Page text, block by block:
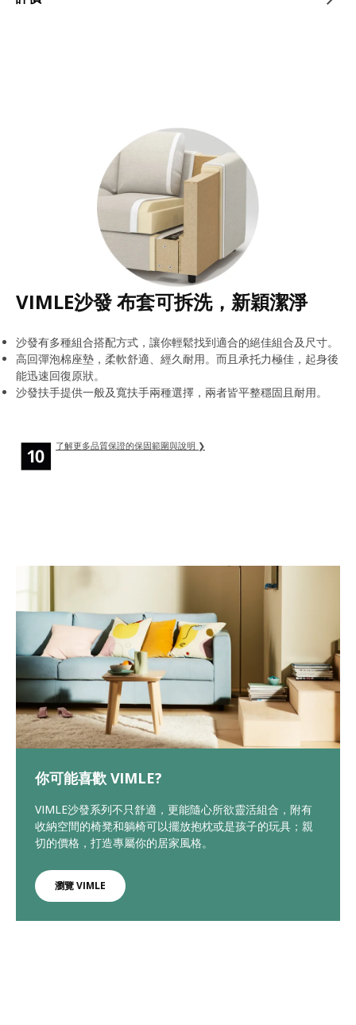
VIMLE沙發 布套可拆洗，新穎潔淨
沙發有多種組合搭配方式，讓你輕鬆找到適合的絕佳組合及尺寸。
高回彈泡棉座墊，柔軟舒適、經久耐用。而且承托力極佳，起身後
能迅速回復原狀。
沙發扶手提供一般及寬扶手兩種選擇，兩者皆平整穩固且耐用。
了解更多品質保證的保固範圍與說明 ❯
你可能喜歡 VIMLE?
VIMLE沙發系列不只舒適，更能隨心所欲靈活組合，附有
收納空間的椅凳和躺椅可以擺放抱枕或是孩子的玩具；親
切的價格，打造專屬你的居家風格。
瀏覽 VIMLE